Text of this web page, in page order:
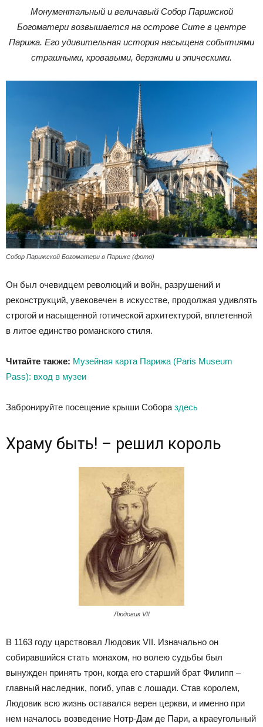
Монументальный и величавый Собор Парижской
Богоматери возвышается на острове Сите в центре
Парижа. Его удивительная история насыщена событиями
страшными, кровавыми, дерзкими и эпическими.
Собор Парижской Богоматери в Париже (фото)
Он был очевидцем революций и войн, разрушений и
реконструкций, увековечен в искусстве, продолжая удивлять
строгой и насыщенной готической архитектурой, вплетенной
в литое единство романского стиля.
Читайте также: Музейная карта Парижа (Paris Museum
Pass): вход в музеи
Забронируйте посещение крыши Собора здесь
Храму быть! – решил король
Людовик VII
В 1163 году царствовал Людовик VII. Изначально он
собиравшийся стать монахом, но волею судьбы был
вынужден принять трон, когда его старший брат Филипп –
главный наследник, погиб, упав с лошади. Став королем,
Людовик всю жизнь оставался верен церкви, и именно при
нем началось возведение Нотр-Дам де Пари, а краеугольный